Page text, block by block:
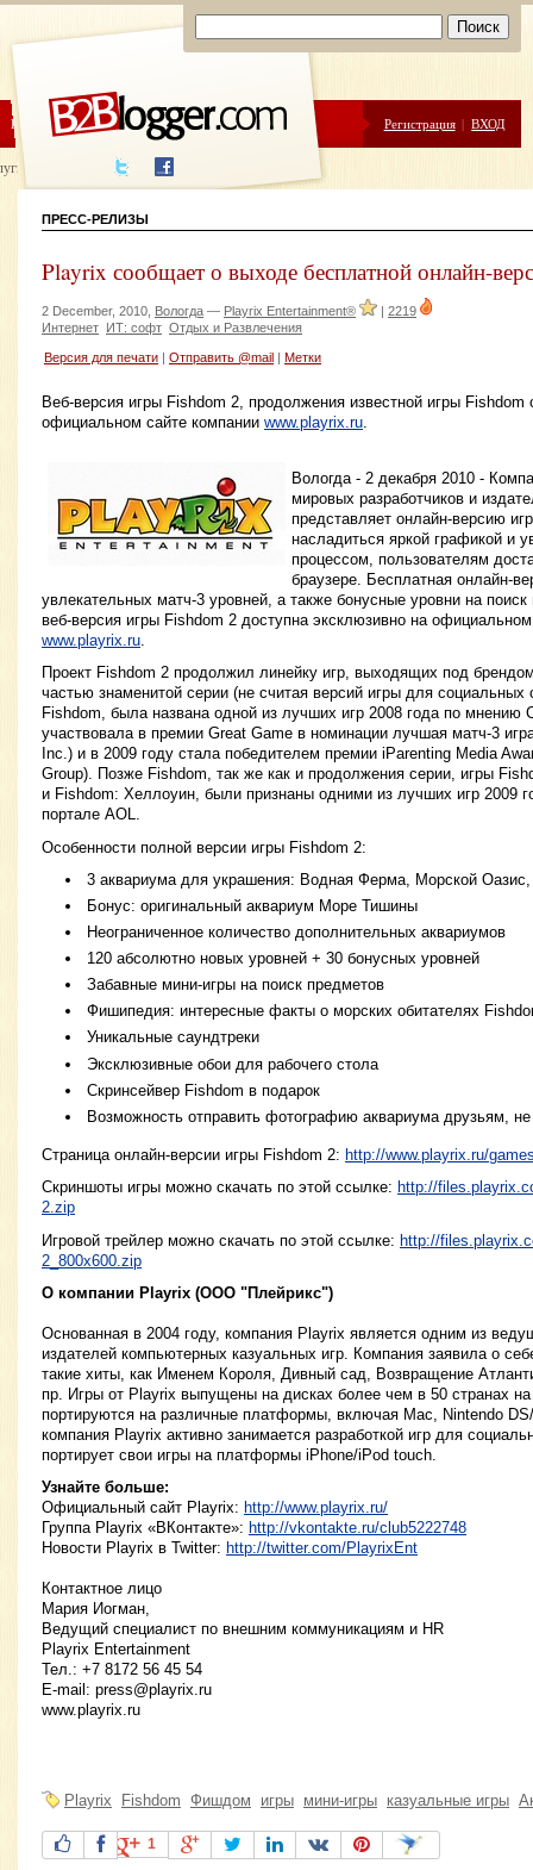
ЦЕНЫ ПОМОЩЬ Регистрация | ВХОД
написания
ПРЕСС-РЕЛИЗЫ
Playrix сообщает о выходе бесплатной онлайн-
2 December, 2010, Вологда — Playrix Entertainment® | 2219
Интернет ИТ: софт Отдых и Развлечения
Версия для печати Отправить @mail Метки
Веб-версия игры Fishdom 2, продолжения известной игры Fishdom
официальном сайте компании www.playrix.ru.
Вологда - 2 декабря 2010 -
мировых разработчиков и
представляет онлайн-версию
насладиться яркой графикой и
процессом, пользователям
браузере. Бесплатная онлайн-
увлекательных матч-3 уровней, а также бонусные уровни на
веб-версия игры Fishdom 2 доступна эксклюзивно на
www.playrix.ru.
Проект Fishdom 2 продолжил линейку игр, выходящих под
частью знаменитой серии (не считая версий игры для социальных
Fishdom, была названа одной из лучших игр 2008 года по мнению
участвовала в премии Great Game в номинации лучшая матч-3
Inc.) и в 2009 году стала победителем премии iParenting Media
Group). Позже Fishdom, так же как и продолжения серии, игры
и Fishdom: Хеллоуин, были признаны одними из лучших игр 2009
портале AOL.
Особенности полной версии игры Fishdom 2:
3 аквариума для украшения: Водная Ферма, Морской Оазис,
Бонус: оригинальный аквариум Море Тишины
Неограниченное количество дополнительных аквариумов
120 абсолютно новых уровней + 30 бонусных уровней
Забавные мини-игры на поиск предметов
Фишипедия: интересные факты о морских обитателях
Уникальные саундтреки
Эксклюзивные обои для рабочего стола
Скринсейвер Fishdom в подарок
Возможность отправить фотографию аквариума друзьям,
Страница онлайн-версии игры Fishdom 2: http://www.playrix.ru/
Скриншоты игры можно скачать по этой ссылке: http://
2.zip
Игровой трейлер можно скачать по этой ссылке: http://
2_800x600.zip
О компании Playrix (ООО "Плейрикс")
Основанная в 2004 году, компания Playrix является одним из
издателей компьютерных казуальных игр. Компания заявила о
такие хиты, как Именем Короля, Дивный сад, Возвращение
пр. Игры от Playrix выпущены на дисках более чем в 50 странах
портируются на различные платформы, включая Mac, Nintendo
компания Playrix активно занимается разработкой игр для
портирует свои игры на платформы iPhone/iPod touch.
Узнайте больше:
Официальный сайт Playriх: http://www.playrix.ru/
Группа Playriх «ВКонтакте»: http://vkontakte.ru/club5222748
Новости Playrix в Twitter: http://twitter.com/PlayrixEnt
Контактное лицо
Мария Иогман,
Ведущий специалист по внешним коммуникациям и HR
Playrix Entertainment
Тел.: +7 8172 56 45 54
E-mail: press@playrix.ru
www.playrix.ru
Playrix Fishdom Фишдом игры мини-игры казуальные игры
1